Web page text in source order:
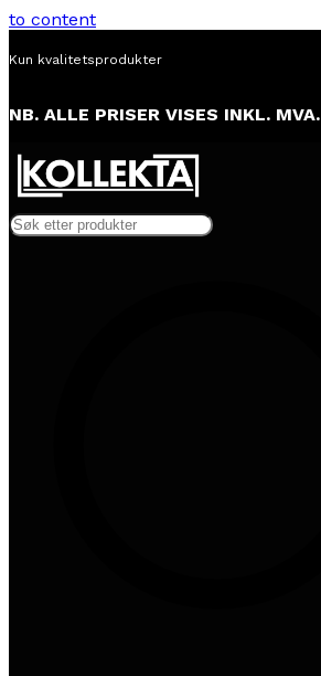
to content
Kun kvalitetsprodukter
NB. ALLE PRISER VISES INKL. MVA.